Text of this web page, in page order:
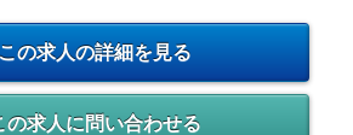
この求人の詳細を見る
の求人に問い合わせる